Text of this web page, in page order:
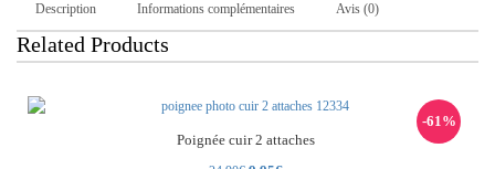
Description Informations complémentaires Avis (0)
Related Products
Poignée cuir 2 attaches
-61%